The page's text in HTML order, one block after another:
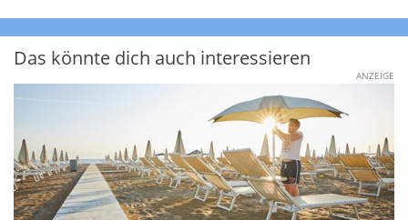
Das könnte dich auch interessieren
ANZEIGE